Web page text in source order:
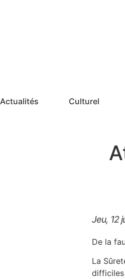
Actualités Culturel
Jeu, 12
De la
La
difficiles